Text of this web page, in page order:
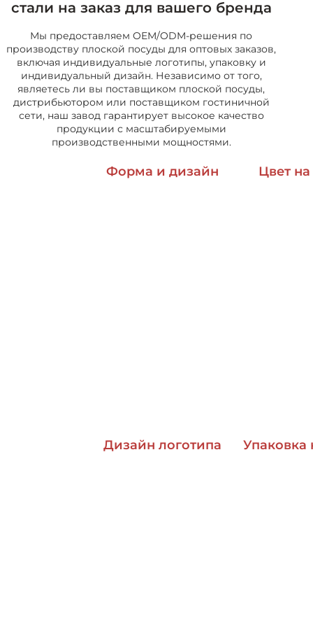
стали на заказ для вашего бренда
Мы предоставляем OEM/ODM-решения по
производству плоской посуды для оптовых заказов,
включая индивидуальные логотипы, упаковку и
индивидуальный дизайн. Независимо от того,
являетесь ли вы поставщиком плоской посуды,
дистрибьютором или поставщиком гостиничной
сети, наш завод гарантирует высокое качество
продукции с масштабируемыми
производственными мощностями.
Форма и дизайн Цвет на
Дизайн логотипа Упаковка